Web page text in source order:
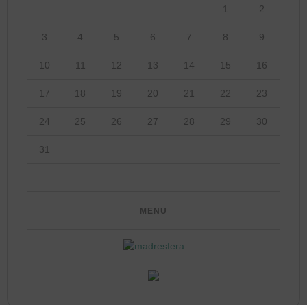
1 2
3 4 5 6 7 8 9
10 11 12 13 14 15 16
17 18 19 20 21 22 23
24 25 26 27 28 29 30
31